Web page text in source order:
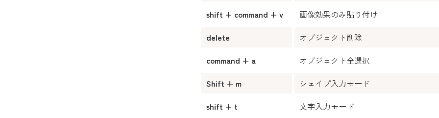
shift + command + v
画像効果のみ貼り付け
delete
オブジェクト削除
command + a
オブジェクト全選択
Shift + m
シェイプ入力モード
shift + t
文字入力モード